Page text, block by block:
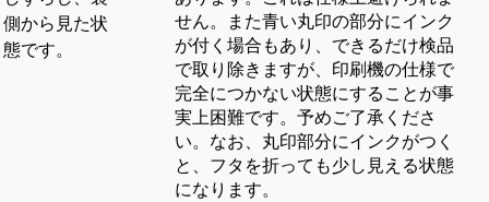
側から見た状
態です。
せん。また青い丸印の部分にインク
が付く場合もあり、できるだけ検品
で取り除きますが、印刷機の仕様で
完全につかない状態にすることが事
実上困難です。予めご了承くださ
い。なお、丸印部分にインクがつく
と、フタを折っても少し見える状態
になります。